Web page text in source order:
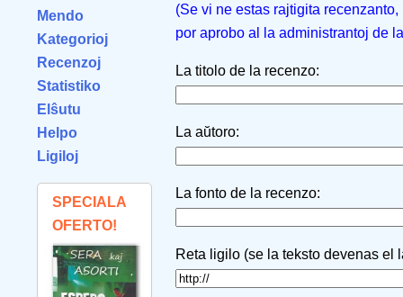
Mendo
Kategorioj
Recenzoj
Statistiko
Elŝutu
Helpo
Ligiloj
SPECIALA
OFERTO!
(Se vi ne estas rajtigita
por aprobo al la administrantoj de
La titolo de la recenzo:
La aŭtoro:
La fonto de la recenzo:
Reta ligilo (se la teksto devenas el